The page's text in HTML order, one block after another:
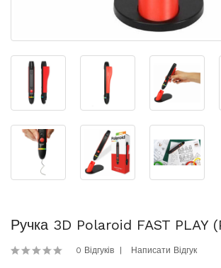
Ручка 3D Polaroid FAST PLAY
0 Відгуків Написати Відгук